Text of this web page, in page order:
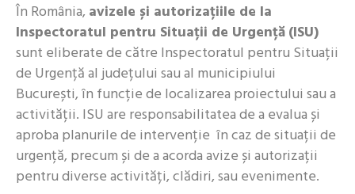
În România, avizele și autorizațiile de la
Inspectoratul pentru Situații de Urgență(ISU)
sunt eliberate de către Inspectoratul pentru Situații
de Urgență al județului sau al municipiului
București, în funcție de localizarea proiectului sau a
activității. ISU are responsabilitatea de a evalua și
aproba planurile de intervenție în caz de situații de
urgență, precum și de a acorda avize și autorizații
pentru diverse activități, clădiri, sau evenimente.